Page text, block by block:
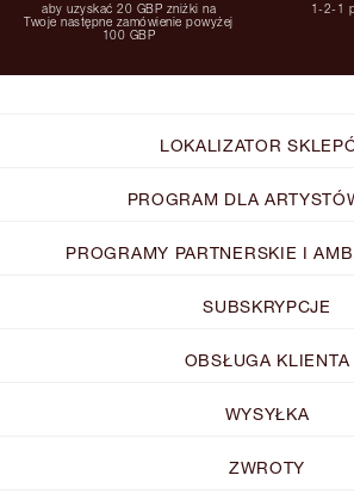
aby uzyskać 20 GBP zniżki na
Twoje następne zamówienie powyżej
100 GBP
1-2-1
LOKALIZATOR
PROGRAM DLA
PROGRAMY PARTNERSKIE I
SUBSKRYPCJE
OBSŁUGA KLIENTA
WYSYŁKA
ZWROTY